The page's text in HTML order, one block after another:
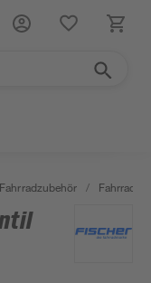
Fahrradzubehör /